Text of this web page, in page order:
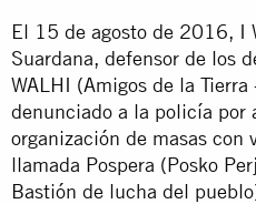
El 15 de agosto de 2016, I
Suardana, defensor de los
WALHI (Amigos de la
denunciado a la policía por
organización de masas con
llamada Pospera (Posko
Bastión de lucha del